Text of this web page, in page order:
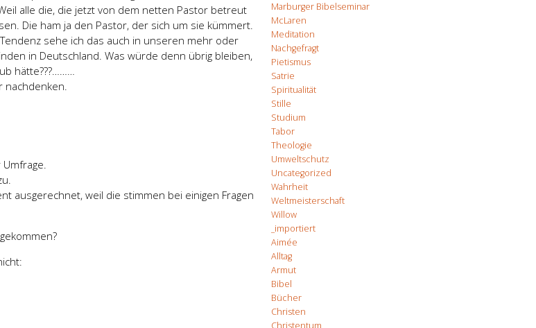
alle die, die jetzt von dem netten Pastor betreut
Die ham ja den Pastor, der sich um sie kümmert.
sehe ich das auch in unseren mehr oder
in Deutschland. Was würde denn übrig bleiben,
hätte???………
nachdenken.
ausgerechnet, weil die stimmen bei einigen Fragen
Marburger Bibelseminar
McLaren
Meditation
Nachgefragt
Pietismus
Satrie
Spiritualität
Stille
Studium
Tabor
Theologie
Umweltschutz
Uncategorized
Wahrheit
Weltmeisterschaft
Willow
_importiert
Aimée
Alltag
Armut
Bibel
Bücher
Christen
Christentum